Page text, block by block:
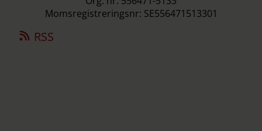
Momsregistreringsnr: SE556471513301
RSS